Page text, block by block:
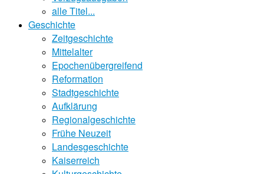
alle Titel...
Geschichte
Zeitgeschichte
Mittelalter
Epochenübergreifend
Reformation
Stadtgeschichte
Aufklärung
Regionalgeschichte
Frühe Neuzeit
Landesgeschichte
Kaiserreich